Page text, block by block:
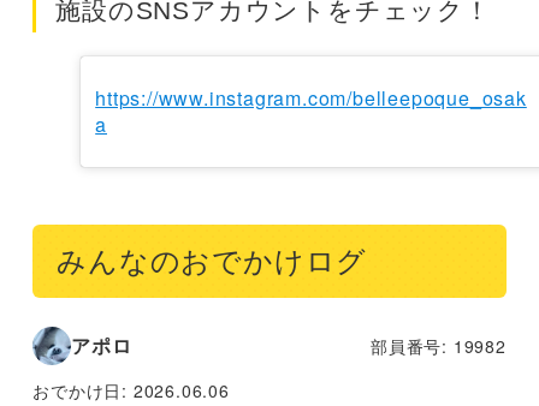
施設のSNSアカウントをチェック！
https://www.instagram.com/belleepoque_osak
a
みんなのおでかけログ
アポロ
部員番号: 19982
おでかけ日: 2026.06.06